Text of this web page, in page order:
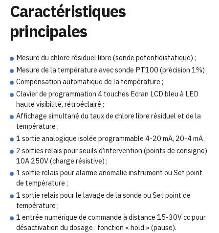
Caractéristiques
principales
Mesure du chlore résiduel libre (sonde potentioistatique) ;
Mesure de la température avec sonde PT100 (précision 1%) ;
Compensation automatique de la température ;
Clavier de programmation 4 touches Ecran LCD bleu à LED
haute visibilité, rétroéclairé ;
Affichage simultané du taux de chlore libre résiduel et de la
température ;
1 sortie analogique isolée programmable 4-20 mA, 20-4 mA ;
2 sorties relais pour seuils d’intervention (points de consigne)
10A 250V (charge résistive) ;
1 sortie relais pour alarme anomalie instrument ou Set point
de température ;
1 sortie relais pour le lavage de la sonde ou Set point de
température ;
1 entrée numérique de commande à distance 15-30V cc pour
désactivation du dosage : fonction « hold » (pause).